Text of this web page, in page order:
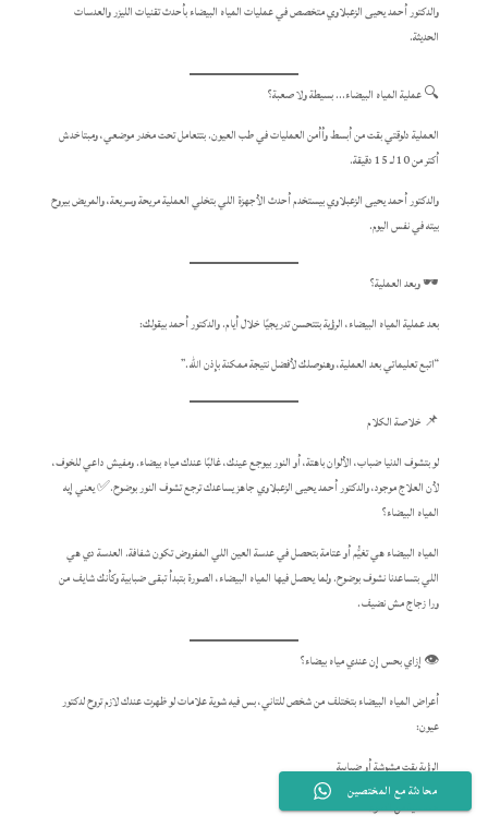
والدكتور أحمد يحيى الزعبلاوي متخصص في عمليات المياه البيضاء بأحدث تقنيات الليزر والعدسات
الحديثة.
🔍 عملية المياه البيضاء… بسيطة ولا صعبة؟
العملية دلوقتي بقت من أبسط وأأمن العمليات في طب العيون. بتتعامل تحت مخدر موضعي، ومبتاخدش
أكتر من 10 لـ 15 دقيقة.
والدكتور أحمد يحيى الزعبلاوي بيستخدم أحدث الأجهزة اللي بتخلي العملية مريحة وسريعة، والمريض بيروح
بيته في نفس اليوم.
🕶️ وبعد العملية؟
بعد عملية المياه البيضاء، الرؤية بتتحسن تدريجيًا خلال أيام. والدكتور أحمد بيقولك:
“اتبع تعليماتي بعد العملية، وهنوصلك لأفضل نتيجة ممكنة بإذن الله.”
📌 خلاصة الكلام
لو بتشوف الدنيا ضباب، الألوان باهتة، أو النور بيوجع عينك، غالبًا عندك مياه بيضاء. ومفيش داعي للخوف،
لأن العلاج موجود، والدكتور أحمد يحيى الزعبلاوي جاهز يساعدك ترجع تشوف النور بوضوح.✅ يعني إيه
المياه البيضاء؟
المياه البيضاء هي تغيُّم أو عتامة بتحصل في عدسة العين اللي المفروض تكون شفافة. العدسة دي هي
اللي بتساعدنا نشوف بوضوح. ولما يحصل فيها المياه البيضاء، الصورة بتبدأ تبقى ضبابية وكأنك شايف من
ورا زجاج مش نضيف.
👁️ إزاي بحس إن عندي مياه بيضاء؟
أعراض المياه البيضاء بتختلف من شخص للتاني، بس فيه شوية علامات لو ظهرت عندك لازم تروح لدكتور
عيون:
الرؤية بقت مشوشة أو ضبابية
حسّاسية من الضوء
محادثة مع المختصين